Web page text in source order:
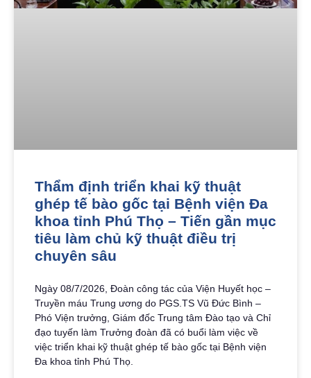
Thẩm định triển khai kỹ thuật
ghép tế bào gốc tại Bệnh viện Đa
khoa tỉnh Phú Thọ – Tiến gần mục
tiêu làm chủ kỹ thuật điều trị
chuyên sâu
Ngày 08/7/2026, Đoàn công tác của Viện Huyết học –
Truyền máu Trung ương do PGS.TS Vũ Đức Bình –
Phó Viện trưởng, Giám đốc Trung tâm Đào tạo và Chỉ
đạo tuyến làm Trưởng đoàn đã có buổi làm việc về
việc triển khai kỹ thuật ghép tế bào gốc tại Bệnh viện
Đa khoa tỉnh Phú Thọ.